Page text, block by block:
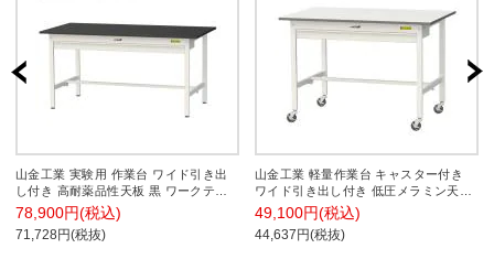
山金工業 実験用 作業台 ワイド引き出
し付き 高耐薬品性天板 黒 ワークテー
ブル LABシリーズ 実験台 SLK-1575W-
BKW 幅1500×奥行750×高さ740mm
78,900円(税込)
71,728円(税抜)
山金工業 軽量作業台 キャスター付き
ワイド引き出し付き 低圧メラミン天板
ワークテーブル 150シリーズ 移動式
SUPC-1275W-WW 幅1200×奥行750×
高さ825mm
49,100円(税込)
44,637円(税抜)